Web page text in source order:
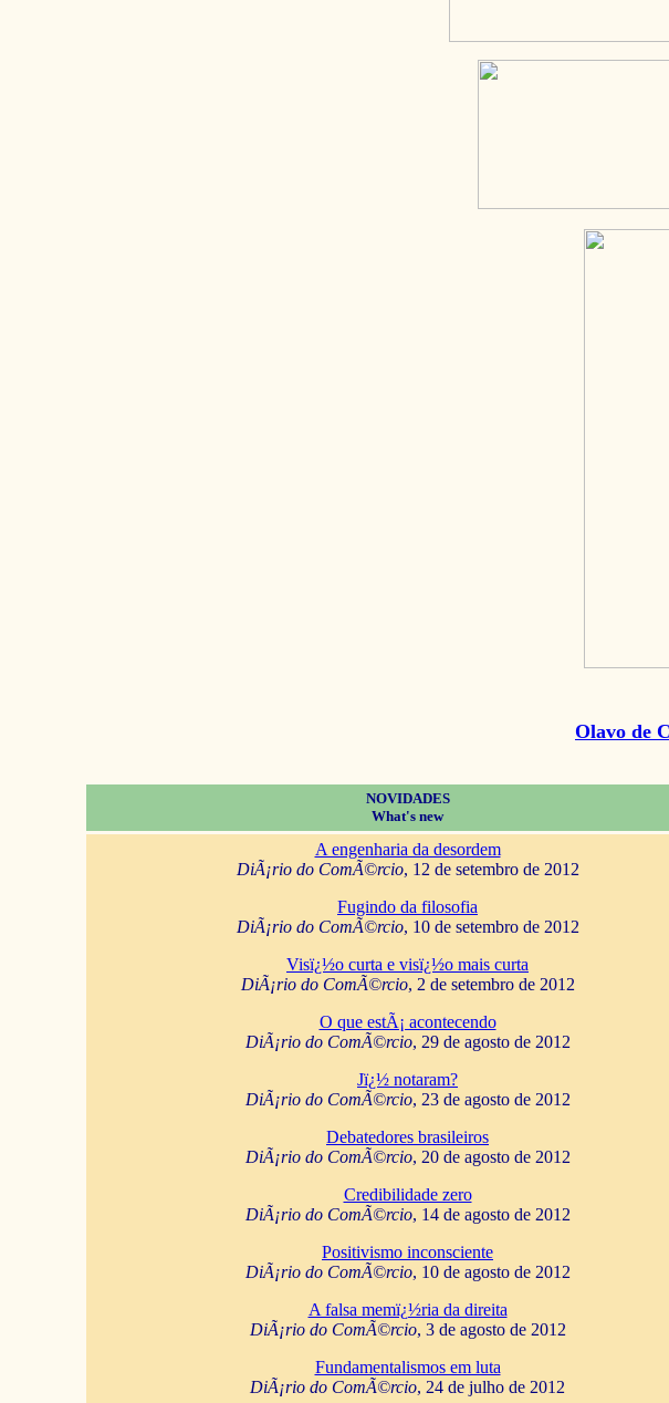
Olavo de
NOVIDADES
What's new
A engenharia da desordem
DiÃ¡rio do ComÃ©rcio, 12 de setembro de 2012
Fugindo da filosofia
DiÃ¡rio do ComÃ©rcio, 10 de setembro de 2012
Visï¿½o curta e visï¿½o mais curta
DiÃ¡rio do ComÃ©rcio, 2 de setembro de 2012
O que estÃ¡ acontecendo
DiÃ¡rio do ComÃ©rcio, 29 de agosto de 2012
Jï¿½ notaram?
DiÃ¡rio do ComÃ©rcio, 23 de agosto de 2012
Debatedores brasileiros
DiÃ¡rio do ComÃ©rcio, 20 de agosto de 2012
Credibilidade zero
DiÃ¡rio do ComÃ©rcio, 14 de agosto de 2012
Positivismo inconsciente
DiÃ¡rio do ComÃ©rcio, 10 de agosto de 2012
A falsa memï¿½ria da direita
DiÃ¡rio do ComÃ©rcio, 3 de agosto de 2012
Fundamentalismos em luta
DiÃ¡rio do ComÃ©rcio, 24 de julho de 2012